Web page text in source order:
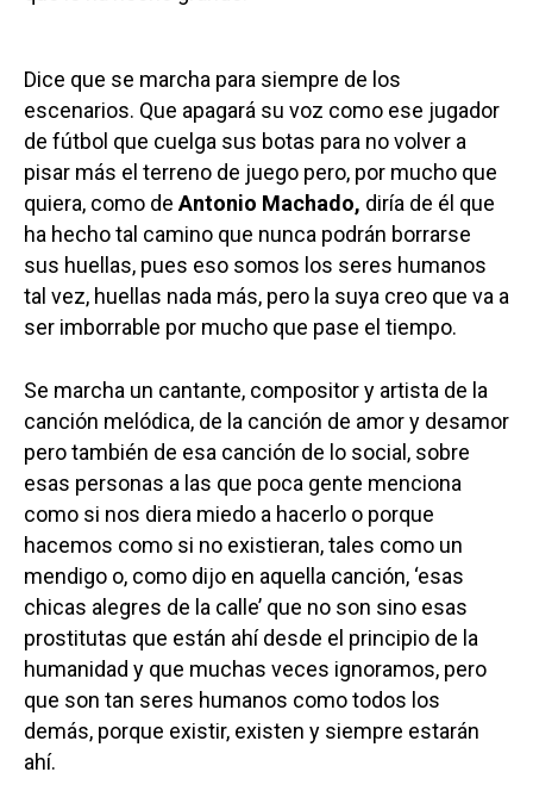
Dice que se marcha para siempre de los
escenarios. Que apagará su voz como ese jugador
de fútbol que cuelga sus botas para no volver a
pisar más el terreno de juego pero, por mucho que
quiera, como de Antonio Machado, diría de él que
ha hecho tal camino que nunca podrán borrarse
sus huellas, pues eso somos los seres humanos
tal vez, huellas nada más, pero la suya creo que va a
ser imborrable por mucho que pase el tiempo.
Se marcha un cantante, compositor y artista de la
canción melódica, de la canción de amor y desamor
pero también de esa canción de lo social, sobre
esas personas a las que poca gente menciona
como si nos diera miedo a hacerlo o porque
hacemos como si no existieran, tales como un
mendigo o, como dijo en aquella canción, ‘esas
chicas alegres de la calle’ que no son sino esas
prostitutas que están ahí desde el principio de la
humanidad y que muchas veces ignoramos, pero
que son tan seres humanos como todos los
demás, porque existir, existen y siempre estarán
ahí.